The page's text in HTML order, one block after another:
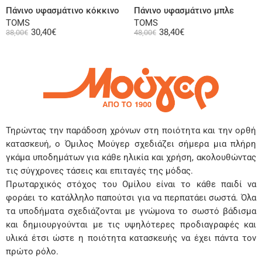
Πάνινο υφασμάτινο κόκκινο
TOMS
38,00€ 30,40€
Πάνινο υφασμάτινο μπλε
TOMS
48,00€ 38,40€
Τηρώντας την παράδοση χρόνων στη ποιότητα και την ορθή
κατασκευή, ο Όμιλος Μούγερ σχεδιάζει σήμερα μια πλήρη
γκάμα υποδημάτων για κάθε ηλικία και χρήση, ακολουθώντας
τις σύγχρονες τάσεις και επιταγές της μόδας.
Πρωταρχικός στόχος του Ομίλου είναι το κάθε παιδί να
φοράει το κατάλληλο παπούτσι για να περπατάει σωστά. Όλα
τα υποδήματα σχεδιάζονται με γνώμονα το σωστό βάδισμα
και δημιουργούνται με τις υψηλότερες προδιαγραφές και
υλικά έτσι ώστε η ποιότητα κατασκευής να έχει πάντα τον
πρώτο ρόλο.